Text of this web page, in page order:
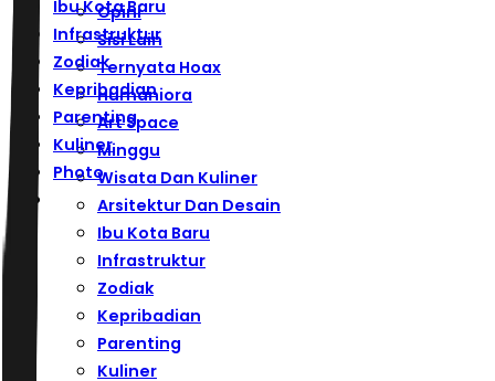
Ibu Kota Baru
Infrastruktur
Zodiak
Kepribadian
Parenting
Kuliner
Photo
Opini
Sisi Lain
Ternyata Hoax
Humaniora
Art Space
Minggu
Wisata Dan Kuliner
Arsitektur Dan Desain
Ibu Kota Baru
Infrastruktur
Zodiak
Kepribadian
Parenting
Kuliner